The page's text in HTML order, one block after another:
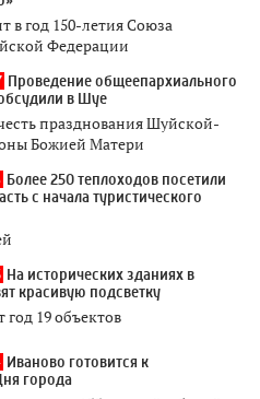
в год 150-летия Союза
Федерации
Проведение общеепархиального
в Шуе
празднования Шуйской-
Божией Матери
Более 250 теплоходов посетили
с начала туристического
На исторических зданиях в
красивую подсветку
год 19 объектов
Иваново готовится к
города